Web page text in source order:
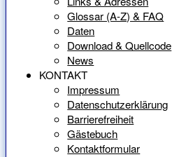
Glossar (A-Z) & FAQ
Daten
Download & Quellcode
News
KONTAKT
Impressum
Datenschutzerklärung
Barrierefreiheit
Gästebuch
Kontaktformular